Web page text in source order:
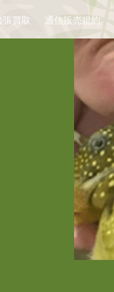
張買取 通信販売規約